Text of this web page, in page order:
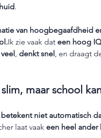
.
van hoogbegaafdheid
Ik zie vaak dat een hoog IQ
, denkt snel, en draagt
maar school
niet automatisch
laat vaak een heel ander